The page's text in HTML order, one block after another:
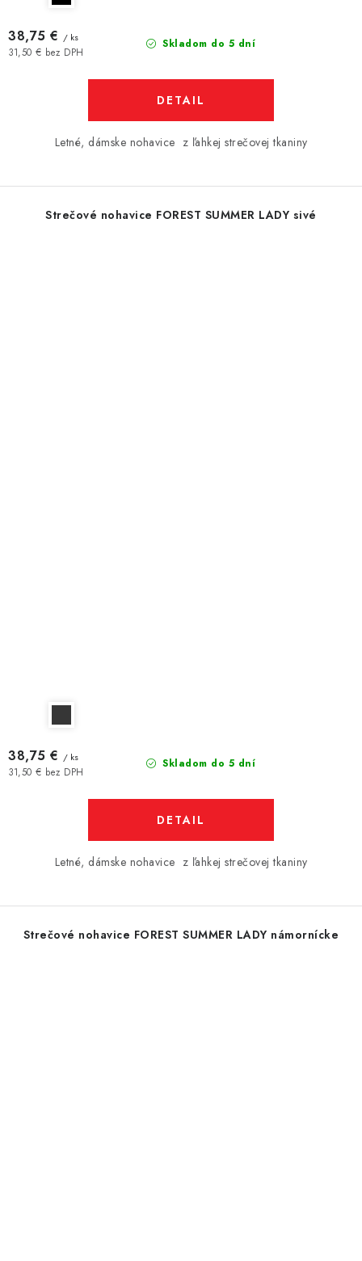
Skladom do 5 dní
31,50 € bez DPH
38,75 € / ks
DETAIL
Letné, dámske nohavice z ľahkej strečovej tkaniny
Strečové nohavice FOREST SUMMER LADY sivé
Skladom do 5 dní
31,50 € bez DPH
38,75 € / ks
DETAIL
Letné, dámske nohavice z ľahkej strečovej tkaniny
Strečové nohavice FOREST SUMMER LADY námornícke